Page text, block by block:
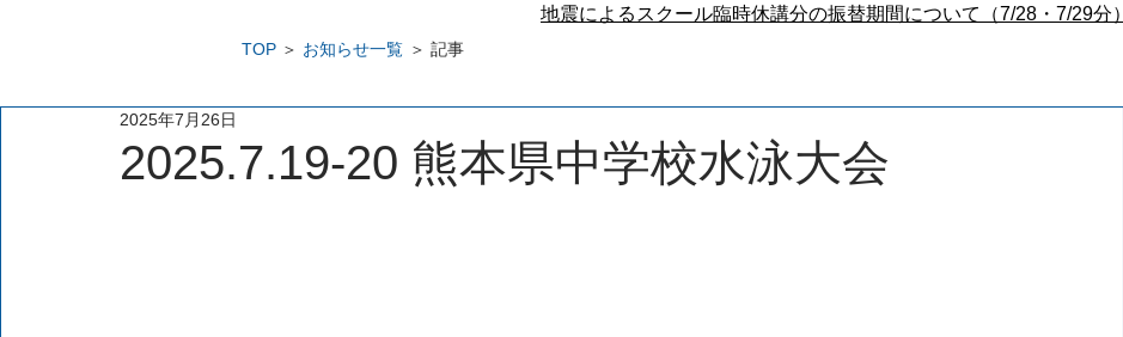
地震によるスクール臨時休講分の振替期間について（7/28・7/29分）
TOP ＞ お知らせ一覧 ＞ 記事
2025.7.19-20 熊本県中学校水泳大会
2025年7月26日